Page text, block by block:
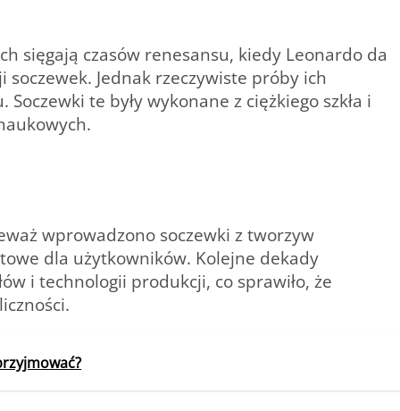
sięgają czasów renesansu, kiedy Leonardo da
Jednak rzeczywiste próby ich
te były wykonane z ciężkiego szkła i
wprowadzono soczewki z tworzyw
dla użytkowników. Kolejne dekady
i technologii produkcji, co sprawiło, że